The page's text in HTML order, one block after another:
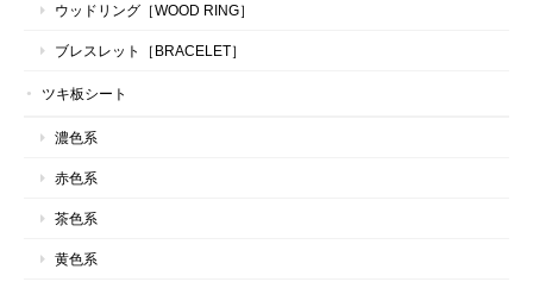
ウッドリング［WOOD RING］
ブレスレット［BRACELET］
ツキ板シート
濃色系
赤色系
茶色系
黄色系